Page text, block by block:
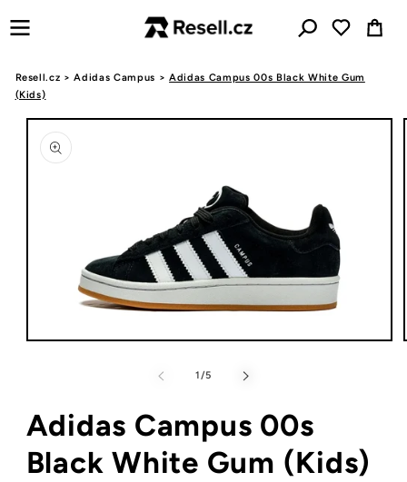
obsahu
Košík
Resell.cz > Adidas Campus > Adidas Campus 00s Black White Gum
(Kids)
produktu
okně
1/z5
Adidas Campus 00s
Black White Gum (Kids)